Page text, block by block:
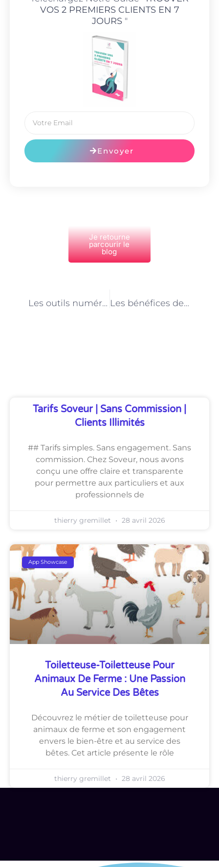
VOS 2 PREMIERS CLIENTS EN 7
JOURS"
Envoyer
Je retourne
parcourir le
blog
Les outils numériques en ergothérapie à Paris Les bénéfices de l’ergothérapie dans la rééducation des troubles de la déglutition à Paris
Tarifs Soveur | Sans Commission |
Clients Illimités
## Tarifs simples. Sans engagement. Sans
commission. Chez Soveur, nous avons
conçu une offre claire et transparente
pour permettre aux particuliers et aux
professionnels de
thierry gremillet 28 avril 2026
App Showcase
Toiletteuse-Toiletteuse Pour
Animaux De Ferme : Une Passion
Au Service Des Bêtes
Découvrez le métier de toiletteuse pour
animaux de ferme et son engagement
envers le bien-être et au service des
bêtes. Cet article présente le rôle
thierry gremillet 28 avril 2026